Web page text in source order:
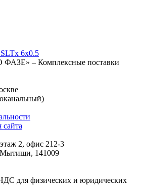
6х0.5
ФАЗЕ» – Комплексные поставки
сайта
2, офис 212-3
Мытищи, 141009
для физических и юридических